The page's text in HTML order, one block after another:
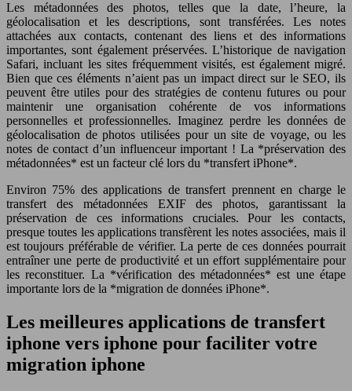
Les métadonnées des photos, telles que la date, l’heure, la
géolocalisation et les descriptions, sont transférées. Les notes
attachées aux contacts, contenant des liens et des informations
importantes, sont également préservées. L’historique de navigation
Safari, incluant les sites fréquemment visités, est également migré.
Bien que ces éléments n’aient pas un impact direct sur le SEO, ils
peuvent être utiles pour des stratégies de contenu futures ou pour
maintenir une organisation cohérente de vos informations
personnelles et professionnelles. Imaginez perdre les données de
géolocalisation de photos utilisées pour un site de voyage, ou les
notes de contact d’un influenceur important ! La *préservation des
métadonnées* est un facteur clé lors du *transfert iPhone*.
Environ 75% des applications de transfert prennent en charge le
transfert des métadonnées EXIF des photos, garantissant la
préservation de ces informations cruciales. Pour les contacts,
presque toutes les applications transfèrent les notes associées, mais il
est toujours préférable de vérifier. La perte de ces données pourrait
entraîner une perte de productivité et un effort supplémentaire pour
les reconstituer. La *vérification des métadonnées* est une étape
importante lors de la *migration de données iPhone*.
Les meilleures applications de transfert
iphone vers iphone pour faciliter votre
migration iphone